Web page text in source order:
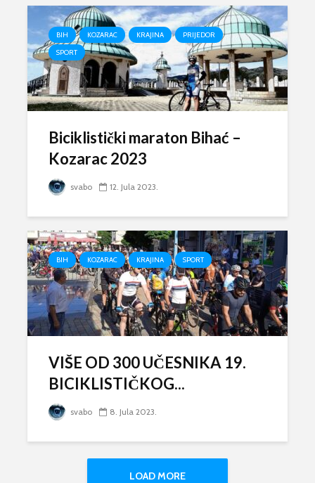
BIH KOZARAC KRAJINA
PRIJEDOR
SPORT
Biciklistički maraton Bihać –
Kozarac 2023
svabo 12. Jula 2023.
BIH KOZARAC KRAJINA SPORT
VIŠE OD 300 UČESNIKA 19.
BICIKLISTIČKOG...
svabo 8. Jula 2023.
LOAD MORE